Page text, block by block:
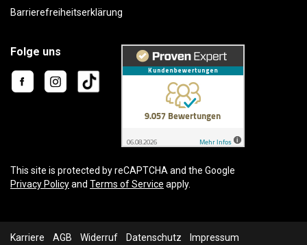
Barrierefreiheitserklärung
Folge uns
This site is protected by reCAPTCHA and the Google
Privacy Policyand Terms of Service apply.
Karriere AGB Widerruf Datenschutz Impressum